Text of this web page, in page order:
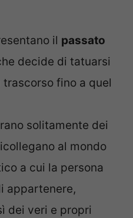
il passato
decide di tatuarsi
fino a quel
solitamente dei
al mondo
a cui la persona
appartenere,
dei veri e propri